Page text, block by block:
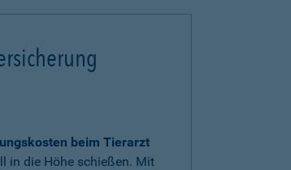
beim Tierarzt
in die Höhe schießen. Mit